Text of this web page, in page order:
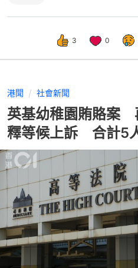
3 0
港聞 社會新聞
英基幼稚園賄賂案
釋等候上訴 合計5